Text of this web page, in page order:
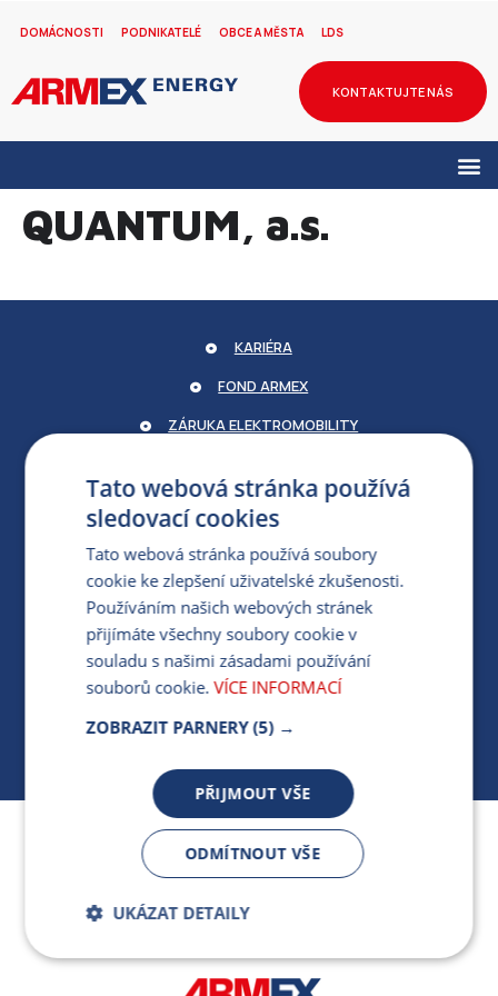
DOMÁCNOSTI PODNIKATELÉ OBCE A MĚSTA LDS
KONTAKTUJTE NÁS
QUANTUM, a.s.
Jsme součástí skupiny ARMEX a členem Asociace
nezávislých dodavatelů energií.
KARIÉRA
FOND ARMEX
ZÁRUKA ELEKTROMOBILITY
PRO MÉDIA
MÁM DOTAZ KE STÁVAJÍCÍ SMLOUVĚ
412 154 154
PO-PÁ 7:30-17:00
Tato webová stránka používá
sledovací cookies
Tato webová stránka používá soubory
cookie ke zlepšení uživatelské zkušenosti.
Používáním našich webových stránek
přijímáte všechny soubory cookie v
souladu s našimi zásadami používání
souborů cookie. VÍCE INFORMACÍ
ZOBRAZIT PARNERY (5) →
PŘIJMOUT VŠE
ODMÍTNOUT VŠE
UKÁZAT DETAILY
Bezpodmínečně
nutné soubory
Výkonnostní